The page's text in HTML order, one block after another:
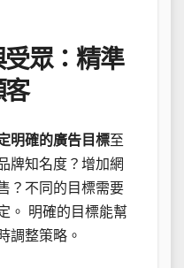
眾：精準
客
明確的廣告目標至
牌知名度？增加網
？不同的目標需要
。 明確的目標能幫
調整策略。